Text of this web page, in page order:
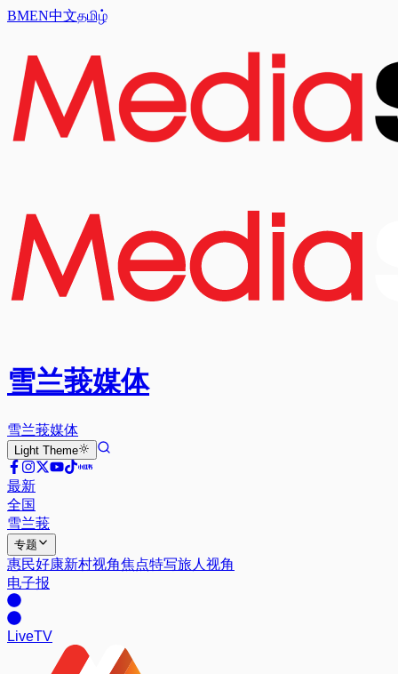
BMEN中文தமிழ்
雪兰莪媒体
雪兰莪媒体
Light Theme
最新
全国
雪兰莪
专题
惠民好康新村视角焦点特写旅人视角
电子报
LiveTV